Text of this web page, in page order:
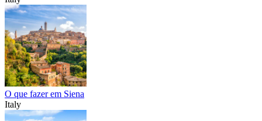
O que fazer em Siena
Italy